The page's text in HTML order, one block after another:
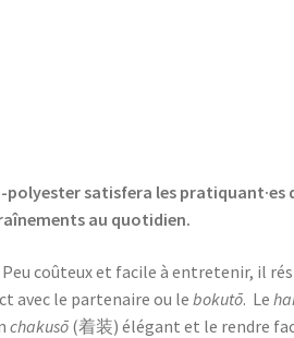
satisfera les pratiquant·es
au quotidien.
Peu coûteux et facile à entretenir, il
avec le partenaire ou lebokutō. Le
chakusō (着装) élégant et le rendre